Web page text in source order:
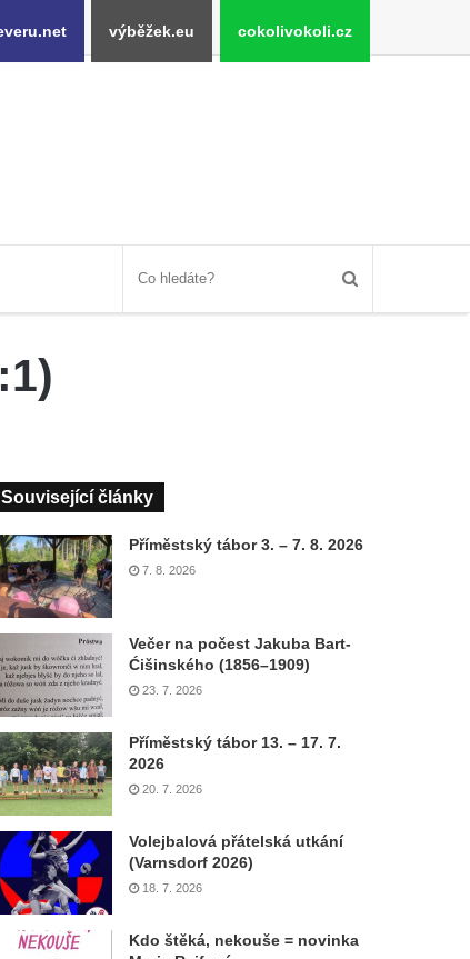
výběžek.eu cokolivokoli.cz
Související články
Příměstský tábor 3. – 7. 8. 2026
7. 8. 2026
Večer na počest Jakuba Bart-
Ćišinského (1856–1909)
23. 7. 2026
Příměstský tábor 13. – 17. 7.
2026
20. 7. 2026
Volejbalová přátelská utkání
(Varnsdorf 2026)
18. 7. 2026
Kdo štěká, nekouše = novinka